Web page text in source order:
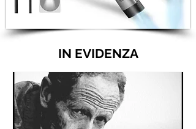
IN EVIDENZA